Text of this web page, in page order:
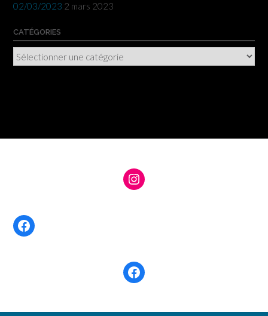
02/03/2023 2 mars 2023
CATÉGORIES
Catégories
Instagram
Facebook
Facebook